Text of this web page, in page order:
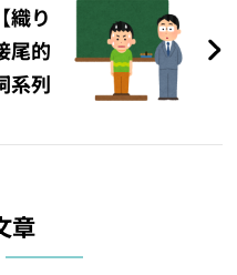
織り
尾的
系列
章